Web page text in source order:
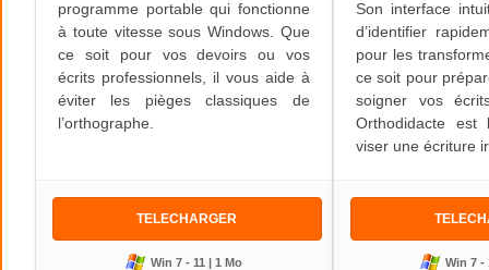
programme portable qui fonctionne
à toute vitesse sous Windows. Que
ce soit pour vos devoirs ou vos
écrits professionnels, il vous aide à
éviter les pièges classiques de
l’orthographe.
TELECHARGER
Win 7 - 11 | 1 Mo
Son interface
d’identifier
pour les
ce soit pour
soigner vos
Orthodidacte est
viser une écriture
Win 7 -